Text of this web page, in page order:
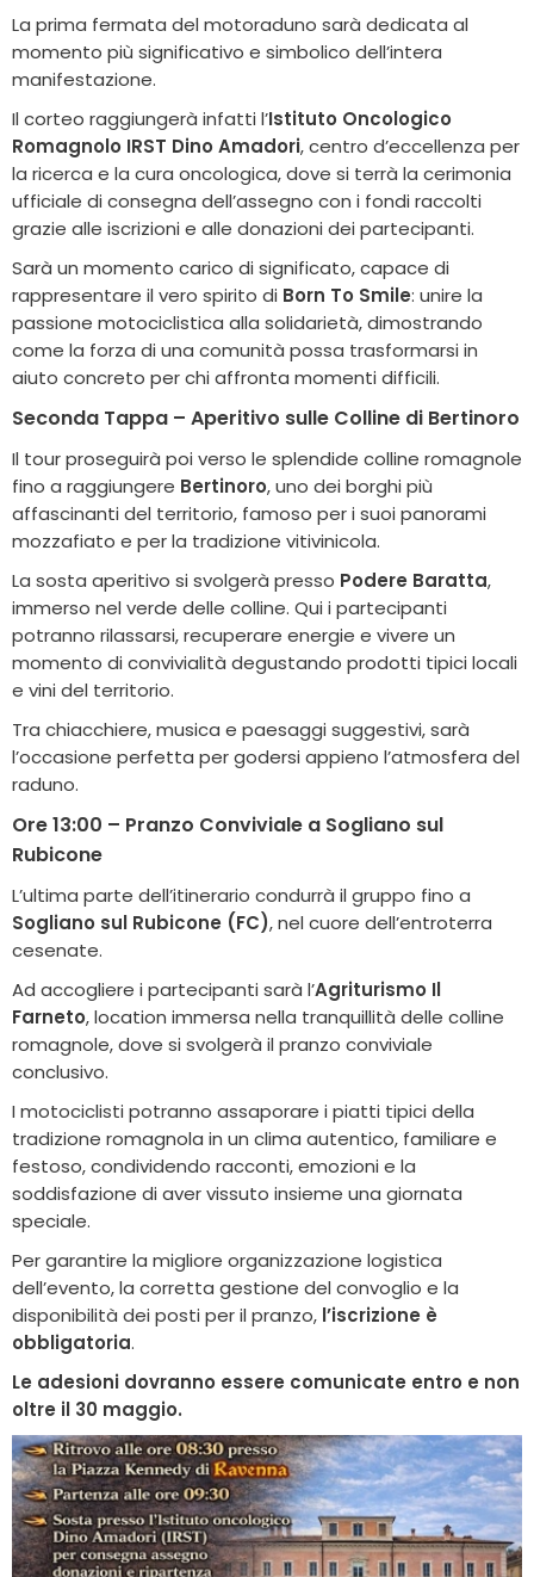
La prima fermata del motoraduno sarà dedicata al
momento più significativo e simbolico dell’intera
manifestazione.
Il corteo raggiungerà infatti l’Istituto Oncologico
Romagnolo IRST Dino Amadori, centro d’eccellenza per
la ricerca e la cura oncologica, dove si terrà la cerimonia
ufficiale di consegna dell’assegno con i fondi raccolti
grazie alle iscrizioni e alle donazioni dei partecipanti.
Sarà un momento carico di significato, capace di
rappresentare il vero spirito di Born To Smile: unire la
passione motociclistica alla solidarietà, dimostrando
come la forza di una comunità possa trasformarsi in
aiuto concreto per chi affronta momenti difficili.
Seconda Tappa – Aperitivo sulle Colline di Bertinoro
Il tour proseguirà poi verso le splendide colline romagnole
fino a raggiungere Bertinoro, uno dei borghi più
affascinanti del territorio, famoso per i suoi panorami
mozzafiato e per la tradizione vitivinicola.
La sosta aperitivo si svolgerà presso Podere Baratta,
immerso nel verde delle colline. Qui i partecipanti
potranno rilassarsi, recuperare energie e vivere un
momento di convivialità degustando prodotti tipici locali
e vini del territorio.
Tra chiacchiere, musica e paesaggi suggestivi, sarà
l’occasione perfetta per godersi appieno l’atmosfera del
raduno.
Ore 13:00 – Pranzo Conviviale a Sogliano sul
Rubicone
L’ultima parte dell’itinerario condurrà il gruppo fino a
Sogliano sul Rubicone (FC), nel cuore dell’entroterra
cesenate.
Ad accogliere i partecipanti sarà l’Agriturismo Il
Farneto, location immersa nella tranquillità delle colline
romagnole, dove si svolgerà il pranzo conviviale
conclusivo.
I motociclisti potranno assaporare i piatti tipici della
tradizione romagnola in un clima autentico, familiare e
festoso, condividendo racconti, emozioni e la
soddisfazione di aver vissuto insieme una giornata
speciale.
Per garantire la migliore organizzazione logistica
dell’evento, la corretta gestione del convoglio e la
disponibilità dei posti per il pranzo, l’iscrizione è
obbligatoria.
Le adesioni dovranno essere comunicate entro e non
oltre il 30 maggio.